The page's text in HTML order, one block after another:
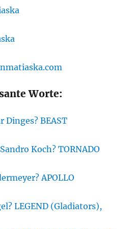
Worte:
Dinges? BEAST
Koch? TORNADO
APOLLO
LEGEND (Gladiators),